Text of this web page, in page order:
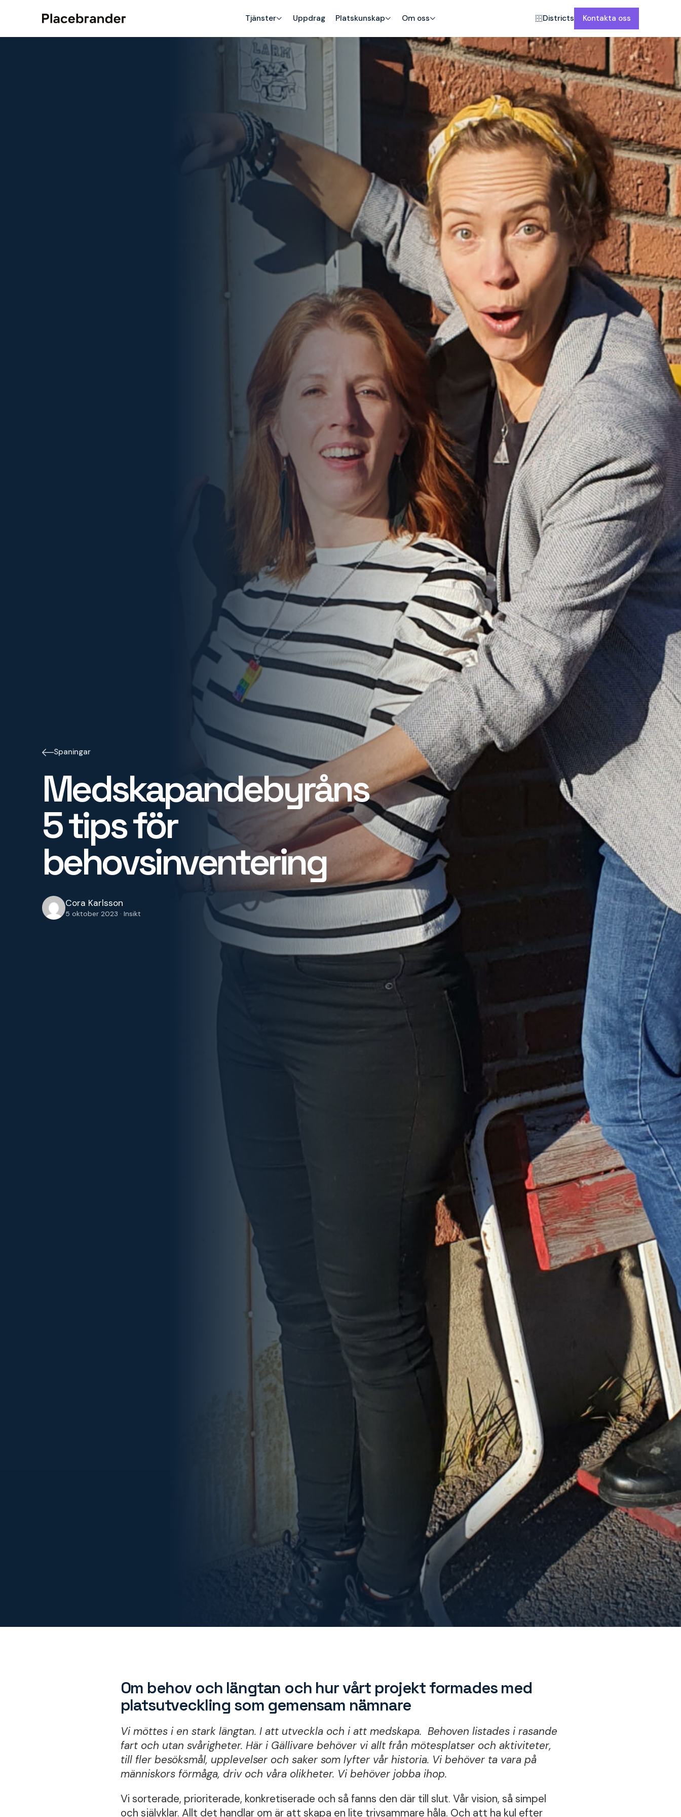
Tjänster Uppdrag Platskunskap Om oss Districts Kontakta oss
Spaningar
Medskapandebyråns
5 tips för
behovsinventering
Cora Karlsson
5 oktober 2023 · Insikt
Om behov och längtan och hur vårt projekt formades med
platsutveckling som gemensam nämnare
Vi möttes i en stark längtan. I att utveckla och i att medskapa. Behoven listades i rasande
fart och utan svårigheter. Här i Gällivare behöver vi allt från mötesplatser och aktiviteter,
till fler besöksmål, upplevelser och saker som lyfter vår historia. Vi behöver ta vara på
människors förmåga, driv och våra olikheter. Vi behöver jobba ihop.
Vi sorterade, prioriterade, konkretiserade och så fanns den där till slut. Vår vision, så simpel
och självklar. Allt det handlar om är att skapa en lite trivsammare håla. Och att ha kul efter